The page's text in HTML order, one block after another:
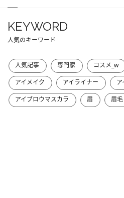
KEYWORD
人気のキーワード
人気記事 専門家 コスメ_w
アイメイク
アイライナー
アイブロウマスカラ
眉 眉毛